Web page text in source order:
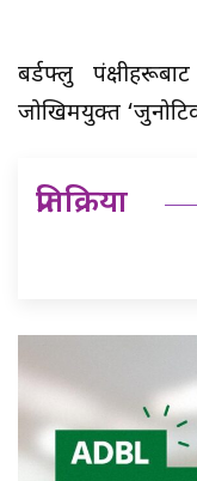
बर्डफ्लु
जोखिमयुक्त
प्रतिक्रिया